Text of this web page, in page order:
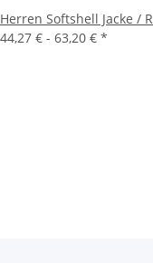
Herren Softshell Jacke /
44,27 € - 63,20 € *